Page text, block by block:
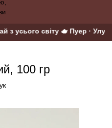
з усього світу 🫖 Пуер ·
100 гр